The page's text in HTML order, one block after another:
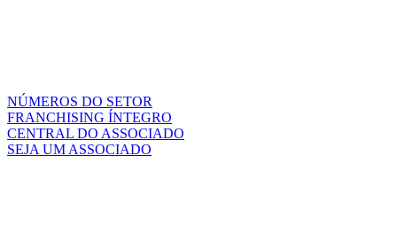
NÚMEROS DO SETOR
FRANCHISING ÍNTEGRO
CENTRAL DO ASSOCIADO
SEJA UM ASSOCIADO